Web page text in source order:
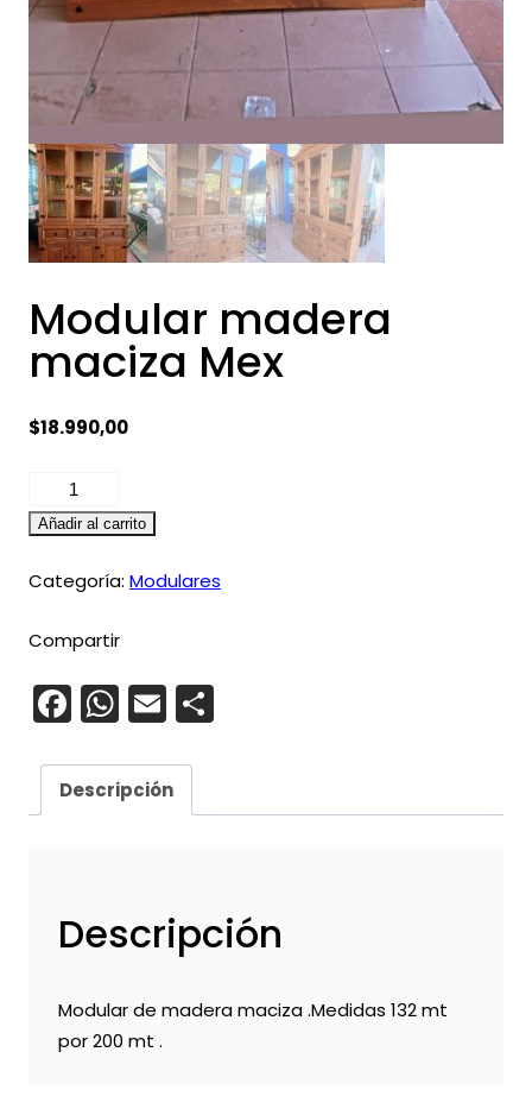
Modular madera
maciza Mex
$18.990,00
Modular
madera
Mex
Añadir al carrito
Categoría: Modulares
Compartir
Facebook
WhatsApp
Email
Descripción
Descripción
Modular de madera maciza .Medidas 132 mt
por 200 mt .